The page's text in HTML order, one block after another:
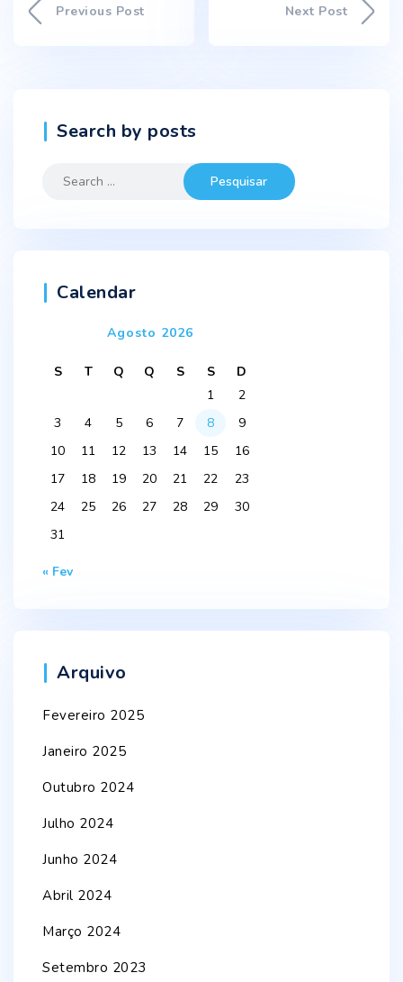
Previous Post Next Post
Search by posts
Search
Calendar
Agosto 2026
S T Q Q S S
D
1
2
3
4 5 6 7 8
9
10
11 12 13 14 15
16
17
18 19 20 21 22
23
24
25 26 27 28 29
30
31
« Fev
Arquivo
Fevereiro 2025
Janeiro 2025
Outubro 2024
Julho 2024
Junho 2024
Abril 2024
Março 2024
Setembro 2023